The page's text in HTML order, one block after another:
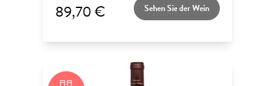
89,70 € Sehen Sie der Wein